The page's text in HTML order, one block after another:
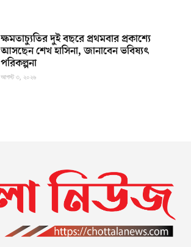
ক্ষমতাচ্যুতির দুই বছরে প্রথমবার প্রকাশ্যে
আসছেন শেখ হাসিনা, জানাবেন ভবিষ্যৎ
পরিকল্পনা
আগস্ট ৩, ২০২৬